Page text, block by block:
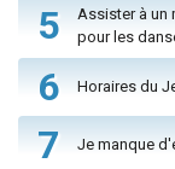
5
Assister à un
pour les
6 Horaires du
7 Je manque